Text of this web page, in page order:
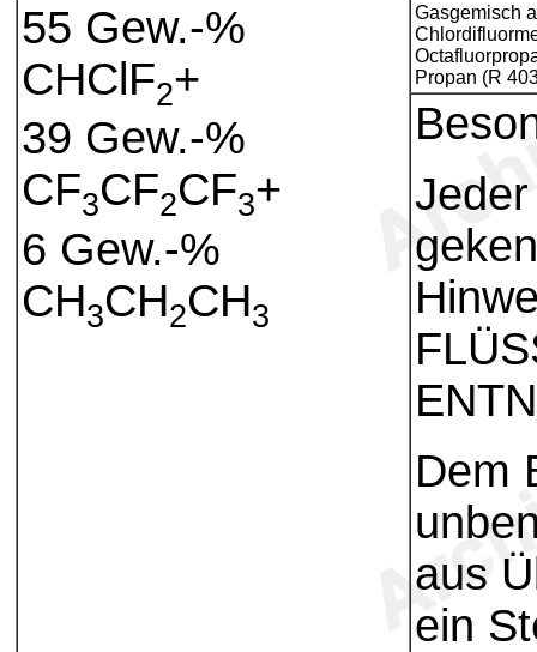
55 Gew.-%
CHClF2+
39 Gew.-%
CF3CF2CF3+
6 Gew.-%
CH3CH2CH3
Gasgemisch
Propan (R
Dem
aus
ein